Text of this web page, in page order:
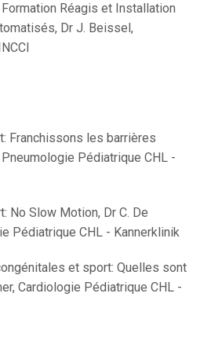
Réagis et Installation
Dr J. Beissel,
Franchissons les barrières
Pédiatrique CHL -
No Slow Motion, Dr C. De
Pédiatrique CHL - Kannerklinik
et sport: Quelles sont
Cardiologie Pédiatrique CHL -